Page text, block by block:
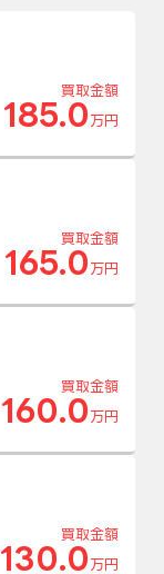
買取金額
185.0 万円
買取金額
165.0 万円
買取金額
160.0 万円
買取金額
130.0 万円